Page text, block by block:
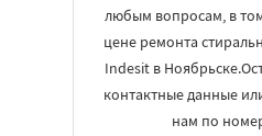
любым вопросам, в
цене ремонта
Indesit в
контактные данные
нам по